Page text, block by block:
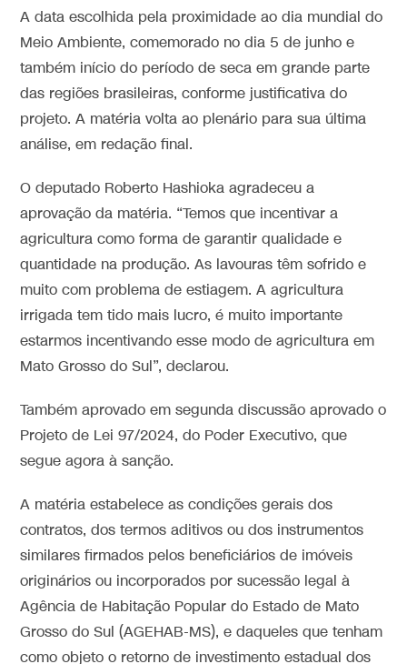
A data escolhida pela proximidade ao dia mundial do
Meio Ambiente, comemorado no dia 5 de junho e
também início do período de seca em grande parte
das regiões brasileiras, conforme justificativa do
projeto. A matéria volta ao plenário para sua última
análise, em redação final.
O deputado Roberto Hashioka agradeceu a
aprovação da matéria. “Temos que incentivar a
agricultura como forma de garantir qualidade e
quantidade na produção. As lavouras têm sofrido e
muito com problema de estiagem. A agricultura
irrigada tem tido mais lucro, é muito importante
estarmos incentivando esse modo de agricultura em
Mato Grosso do Sul”, declarou.
Também aprovado em segunda discussão aprovado o
Projeto de Lei 97/2024, do Poder Executivo, que
segue agora à sanção.
A matéria estabelece as condições gerais dos
contratos, dos termos aditivos ou dos instrumentos
similares firmados pelos beneficiários de imóveis
originários ou incorporados por sucessão legal à
Agência de Habitação Popular do Estado de Mato
Grosso do Sul (AGEHAB-MS), e daqueles que tenham
como objeto o retorno de investimento estadual dos